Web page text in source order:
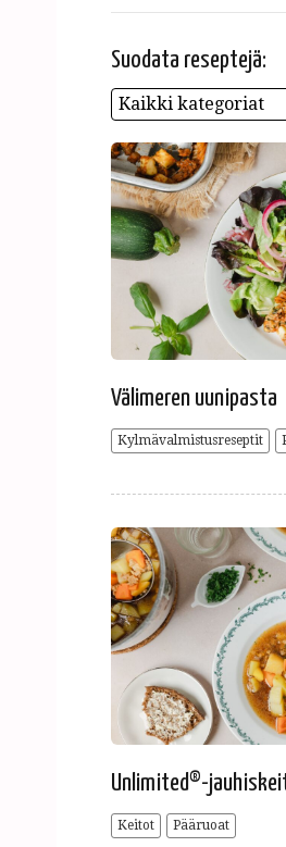
Suodata reseptejä:
Kaikki kategoriat
Välimeren uunipasta
Kylmävalmistusreseptit
Unlimited®-
Keitot Pääruoat